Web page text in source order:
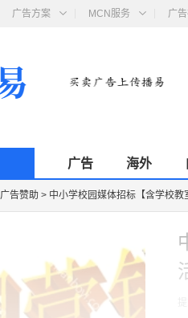
广告方案 MCN服务 广
广告 海外
广告赞助 > 中小学校园媒体招标【含学校教